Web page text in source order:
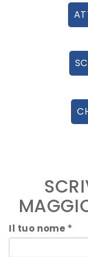
Il tuo nome *